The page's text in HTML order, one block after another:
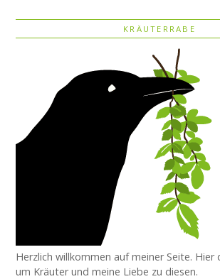
KRÄUTERRABE
Herzlich willkommen auf meiner Seite. Hier
um Kräuter und meine Liebe zu diesen.